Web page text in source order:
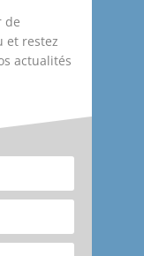
de
et restez
actualités